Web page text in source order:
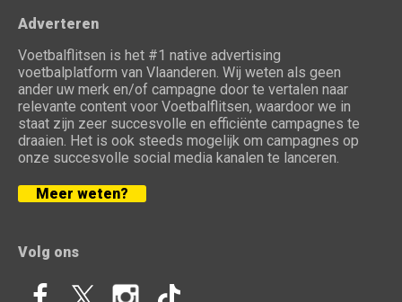
Adverteren
Voetbalflitsen is het #1 native advertising
voetbalplatform van Vlaanderen. Wij weten als geen
ander uw merk en/of campagne door te vertalen naar
relevante content voor Voetbalflitsen, waardoor we in
staat zijn zeer succesvolle en efficiënte campagnes te
draaien. Het is ook steeds mogelijk om campagnes op
onze succesvolle social media kanalen te lanceren.
Meer weten?
Volg ons